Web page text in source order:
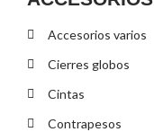
Accesorios varios
Cierres globos
Cintas
Contrapesos